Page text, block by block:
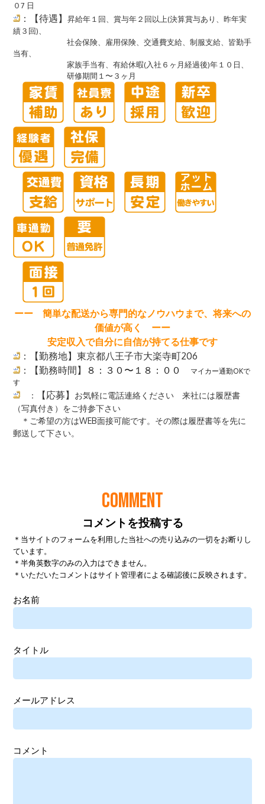
COMMENT
コメントを投稿する
＊当サイトのフォームを利用した当社への売り込みの一切をお断りし
ています。
＊半角英数字のみの入力はできません。
＊いただいたコメントはサイト管理者による確認後に反映されます。
お名前
タイトル
メールアドレス
コメント